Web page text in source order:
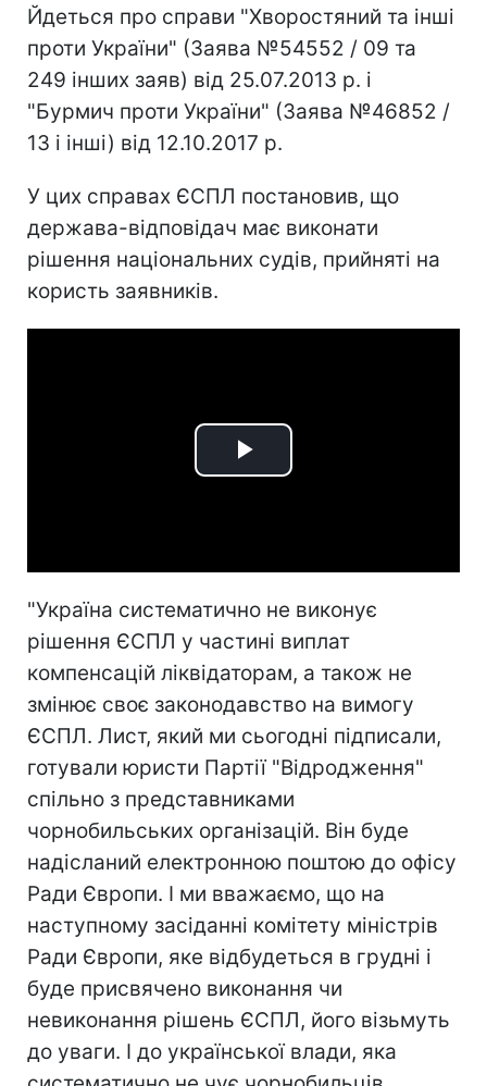
Йдеться про справи "Хворостяний та інші
проти України" (Заява №54552 / 09 та
249 інших заяв) від 25.07.2013 р. і
"Бурмич проти України" (Заява №46852 /
13 і інші) від 12.10.2017 р.
У цих справах ЄСПЛ постановив, що
держава-відповідач має виконати
рішення національних судів, прийняті на
користь заявників.
Play
"Україна систематично не виконує
рішення ЄСПЛ у частині виплат
компенсацій ліквідаторам, а також не
змінює своє законодавство на вимогу
ЄСПЛ. Лист, який ми сьогодні підписали,
готували юристи Партії "Відродження"
спільно з представниками
чорнобильських організацій. Він буде
надісланий електронною поштою до офісу
Ради Європи. І ми вважаємо, що на
наступному засіданні комітету міністрів
Ради Європи, яке відбудеться в грудні і
буде присвячено виконання чи
невиконання рішень ЄСПЛ, його візьмуть
до уваги. І до української влади, яка